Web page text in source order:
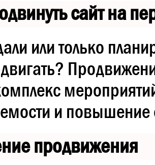
сайт на
или только
и повышение
продвижения